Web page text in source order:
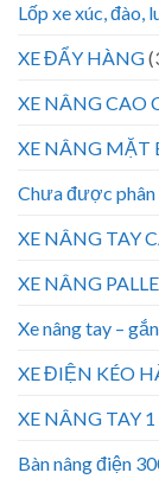
Lốp xe xúc, đào,
XE ĐẨY HÀNG
XE NÂNG CAO
XE NÂNG MẶT
Chưa được
XE NÂNG TAY
XE NÂNG
Xe nâng tay –
XE ĐIỆN KÉO
XE NÂNG TAY
Bàn nâng điện